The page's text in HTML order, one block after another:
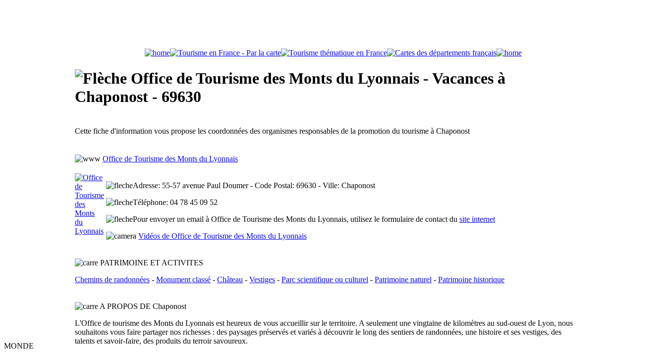
MONDE
Office de Tourisme des Monts du Lyonnais - Vacances à
Chaponost - 69630
Cette fiche d'information vous propose les coordonnées des organismes responsables de la promotion du tourisme à Chaponost
Office de Tourisme des Monts du Lyonnais
Adresse: 55-57 avenue Paul Doumer - Code Postal: 69630 - Ville: Chaponost
Téléphone: 04 78 45 09 52
Pour envoyer un email à Office de Tourisme des Monts du Lyonnais, utilisez le formulaire de contact du site internet
Vidéos de Office de Tourisme des Monts du Lyonnais
PATRIMOINE ET ACTIVITES
Chemins de randonnées - Monument classé - Château - Vestiges - Parc scientifique ou culturel - Patrimoine naturel - Patrimoine historique
A PROPOS DE Chaponost
L'Office de tourisme des Monts du Lyonnais est heureux de vous accueillir sur le territoire. A seulement une vingtaine de kilomètres au sud-ouest de Lyon, nous
souhaitons vous faire partager nos richesses : des paysages préservés et variés à découvrir le long des sentiers de randonnées, une histoire et ses vestiges, des
talents et savoir-faire, des produits du terroir savoureux.